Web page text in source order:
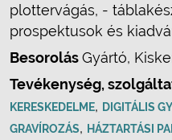
plottervágás, -
prospektusok és
BesorolásGyártó,
Tevékenység,
KERESKEDELME, DIGITÁLIS
GRAVÍROZÁS, HÁZTARTÁSI